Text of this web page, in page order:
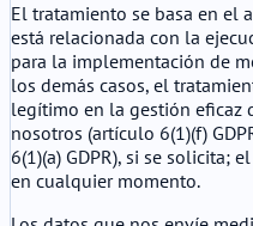
El tratamiento se basa en el
está relacionada con la
para la implementación de
los demás casos, el
legítimo en la gestión eficaz
nosotros (artículo 6(1)(f)
6(1)(a) GDPR), si se solicita;
en cualquier momento.